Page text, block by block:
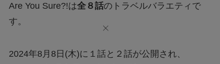
Are You Sure?!は全８話のトラベルバラエティで
す。
2024年8月8日(木)に１話と２話が公開され、